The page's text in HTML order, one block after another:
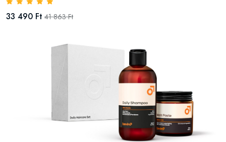
33 490 Ft 41 863 Ft